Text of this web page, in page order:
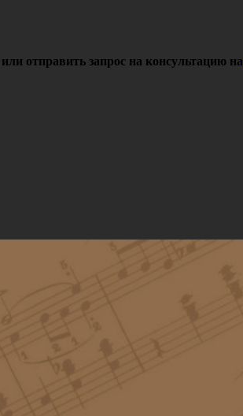
отправить запрос на консультацию на